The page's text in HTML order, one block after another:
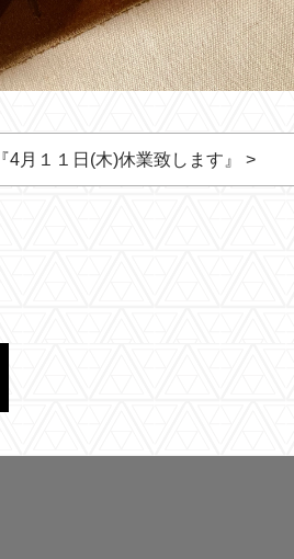
『4月１１日(木)休業致します』 >